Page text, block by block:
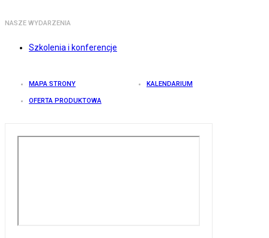
NASZE WYDARZENIA
Szkolenia i konferencje
MAPA STRONY KALENDARIUM
OFERTA PRODUKTOWA